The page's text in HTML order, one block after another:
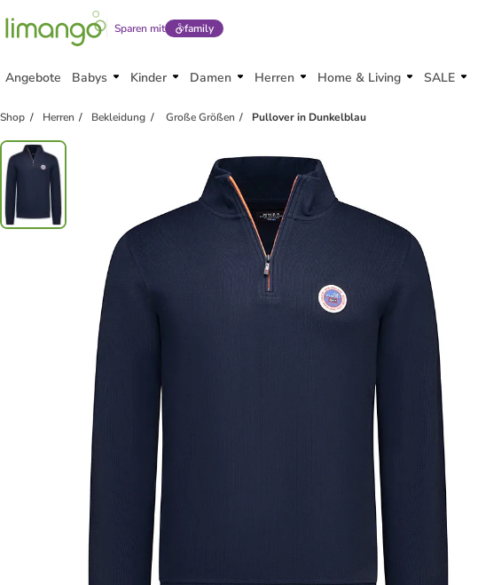
Sparen mit family
Angebote Babys Kinder Damen Herren Home & Living SALE
Shop Herren Bekleidung Große Größen Pullover in Dunkelblau